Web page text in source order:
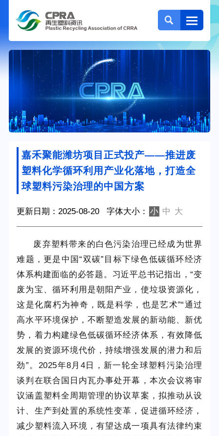
嘉禾聚能潍坊项目正式投产——推进废
塑料化学循环利用产业化落地，打造全
球塑料污染治理的中国方案
更新日期：2025-08-20 字体大小： 小 中 大
废弃塑料带来的白色污染治理已经成为世界
难题，更是中国“双碳”目标下绿色低碳循环经济
体系构建面临的必答题。习近平总书记指出，“变
废为宝、循环利用是朝阳产业，使垃圾资源化，
这是化腐朽为神奇，既是科学，也是艺术”“通过
高水平环境保护，不断塑造发展的新动能、新优
势，着力构建绿色低碳循环经济体系，有效降低
发展的资源环境代价，持续增强发展的潜力和后
劲”。2025年8月4日，新一轮全球塑料污染治理
谈判在联合国日内瓦办事处开幕，本次会议将审
议涵盖塑料全周期管理的协议草案，拟推动从设
计、生产到处置的系统性变革，促进循环经济，
减少塑料流入环境，有望达成一项具有法律约束